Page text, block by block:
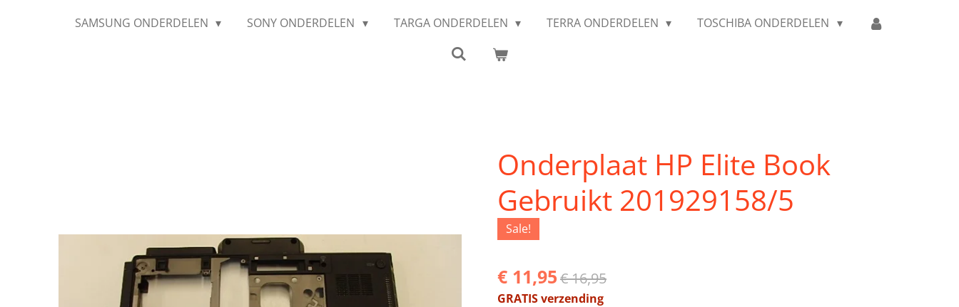
SAMSUNG ONDERDELEN
SONY ONDERDELEN TARGA ONDERDELEN TERRA ONDERDELEN TOSCHIBA ONDERDELEN
Onderplaat HP Elite Book
Gebruikt 201929158/5
Sale!
€ 11,95€ 16,95
GRATIS verzending